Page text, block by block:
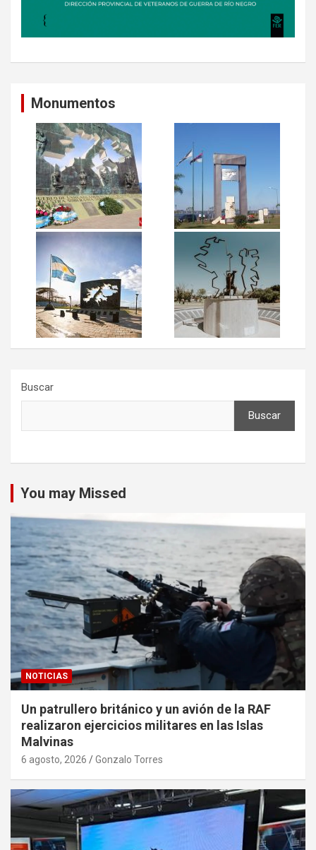
Monumentos
Buscar
Buscar
You may Missed
NOTICIAS
Un patrullero británico y un avión de la RAF
realizaron ejercicios militares en las Islas
Malvinas
6 agosto, 2026 Gonzalo Torres